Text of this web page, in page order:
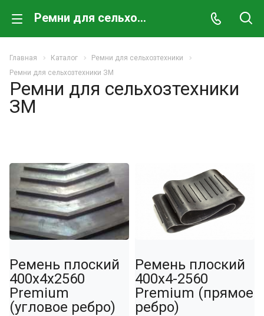
Ремни для сельхозтехники ЗМ
Главная Каталог
Ремни для сельхозтехники
Ремни для сельхозтехники ЗМ
Ремни для сельхозтехники
ЗМ
Ремень плоский
400x4x2560
Premium
(угловое ребро)
Ремень плоский
400x4-2560
Premium (прямое
ребро)